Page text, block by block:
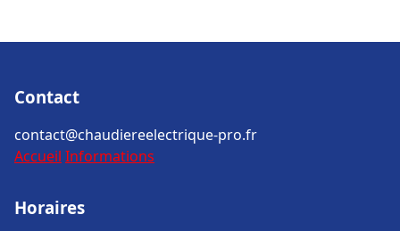
Contact
contact@chaudiereelectrique-pro.fr
Accueil Informations
Horaires